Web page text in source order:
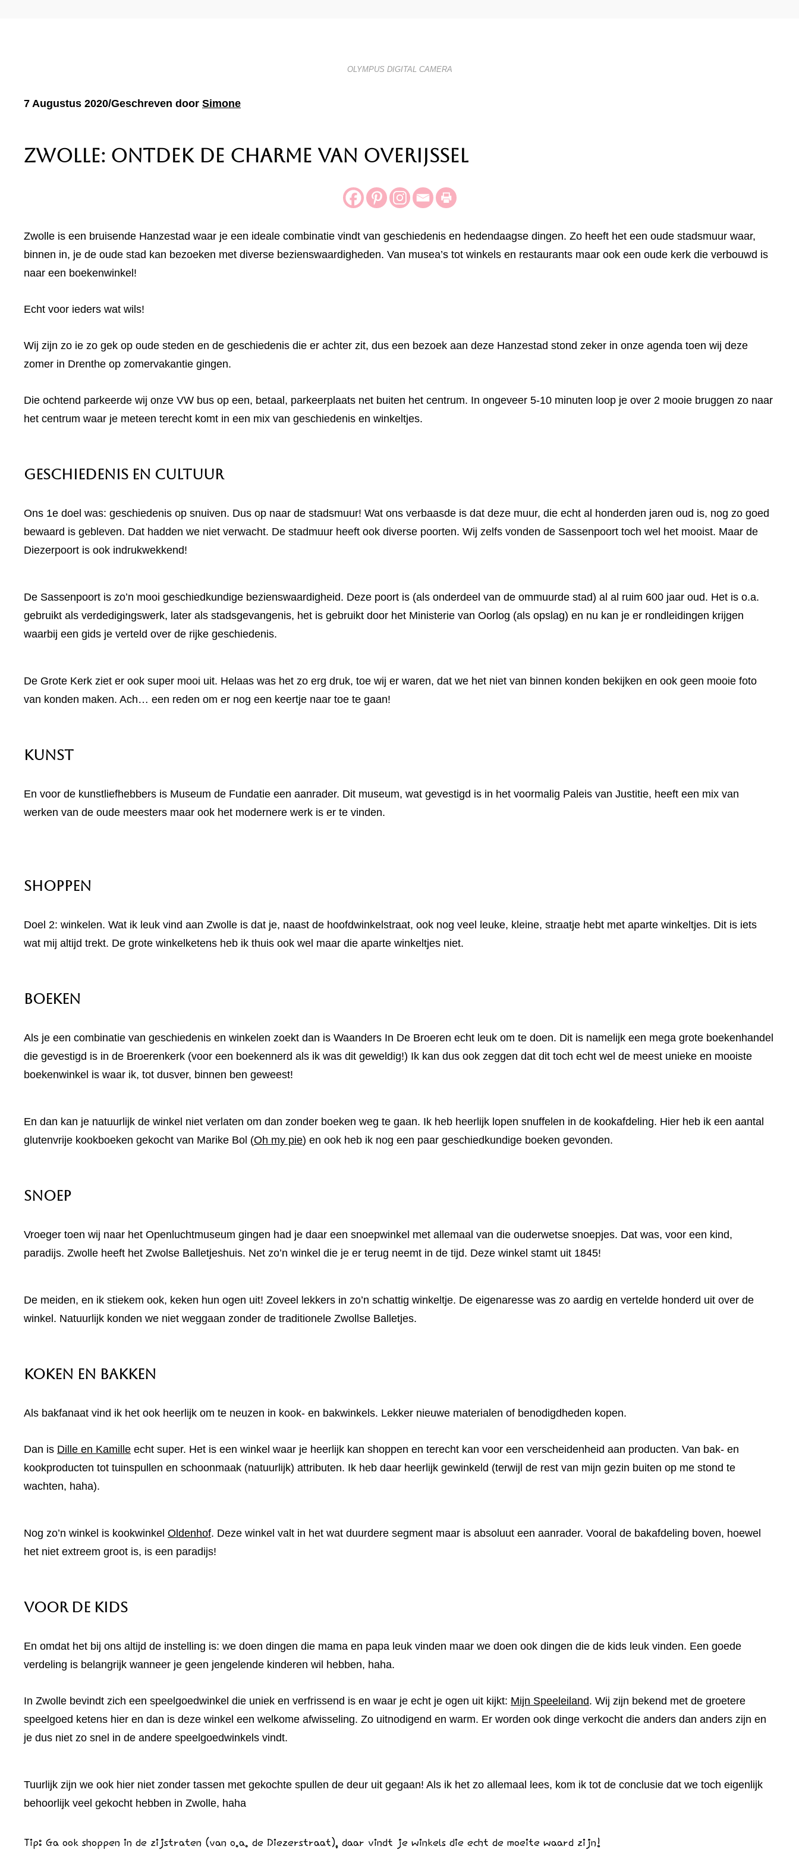
OLYMPUS DIGITAL CAMERA
7 Augustus 2020/Geschreven door Simone
Zwolle: Ontdek de Charme van Overijssel
Zwolle is een bruisende Hanzestad waar je een ideale combinatie vindt van geschiedenis en hedendaagse dingen. Zo heeft het een oude stadsmuur waar,
binnen in, je de oude stad kan bezoeken met diverse bezienswaardigheden. Van musea’s tot winkels en restaurants maar ook een oude kerk die verbouwd is
naar een boekenwinkel!
Echt voor ieders wat wils!
Wij zijn zo ie zo gek op oude steden en de geschiedenis die er achter zit, dus een bezoek aan deze Hanzestad stond zeker in onze agenda toen wij deze
zomer in Drenthe op zomervakantie gingen.
Die ochtend parkeerde wij onze VW bus op een, betaal, parkeerplaats net buiten het centrum. In ongeveer 5-10 minuten loop je over 2 mooie bruggen zo naar
het centrum waar je meteen terecht komt in een mix van geschiedenis en winkeltjes.
Geschiedenis en Cultuur
Ons 1e doel was: geschiedenis op snuiven. Dus op naar de stadsmuur! Wat ons verbaasde is dat deze muur, die echt al honderden jaren oud is, nog zo goed
bewaard is gebleven. Dat hadden we niet verwacht. De stadmuur heeft ook diverse poorten. Wij zelfs vonden de Sassenpoort toch wel het mooist. Maar de
Diezerpoort is ook indrukwekkend!
De Sassenpoort is zo’n mooi geschiedkundige bezienswaardigheid. Deze poort is (als onderdeel van de ommuurde stad) al al ruim 600 jaar oud. Het is o.a.
gebruikt als verdedigingswerk, later als stadsgevangenis, het is gebruikt door het Ministerie van Oorlog (als opslag) en nu kan je er rondleidingen krijgen
waarbij een gids je verteld over de rijke geschiedenis.
De Grote Kerk ziet er ook super mooi uit. Helaas was het zo erg druk, toe wij er waren, dat we het niet van binnen konden bekijken en ook geen mooie foto
van konden maken. Ach… een reden om er nog een keertje naar toe te gaan!
Kunst
En voor de kunstliefhebbers is Museum de Fundatie een aanrader. Dit museum, wat gevestigd is in het voormalig Paleis van Justitie, heeft een mix van
werken van de oude meesters maar ook het modernere werk is er te vinden.
Shoppen
Doel 2: winkelen. Wat ik leuk vind aan Zwolle is dat je, naast de hoofdwinkelstraat, ook nog veel leuke, kleine, straatje hebt met aparte winkeltjes. Dit is iets
wat mij altijd trekt. De grote winkelketens heb ik thuis ook wel maar die aparte winkeltjes niet.
Boeken
Als je een combinatie van geschiedenis en winkelen zoekt dan is Waanders In De Broeren echt leuk om te doen. Dit is namelijk een mega grote boekenhandel
die gevestigd is in de Broerenkerk (voor een boekennerd als ik was dit geweldig!) Ik kan dus ook zeggen dat dit toch echt wel de meest unieke en mooiste
boekenwinkel is waar ik, tot dusver, binnen ben geweest!
En dan kan je natuurlijk de winkel niet verlaten om dan zonder boeken weg te gaan. Ik heb heerlijk lopen snuffelen in de kookafdeling. Hier heb ik een aantal
glutenvrije kookboeken gekocht van Marike Bol (Oh my pie) en ook heb ik nog een paar geschiedkundige boeken gevonden.
Snoep
Vroeger toen wij naar het Openluchtmuseum gingen had je daar een snoepwinkel met allemaal van die ouderwetse snoepjes. Dat was, voor een kind,
paradijs. Zwolle heeft het Zwolse Balletjeshuis. Net zo’n winkel die je er terug neemt in de tijd. Deze winkel stamt uit 1845!
De meiden, en ik stiekem ook, keken hun ogen uit! Zoveel lekkers in zo’n schattig winkeltje. De eigenaresse was zo aardig en vertelde honderd uit over de
winkel. Natuurlijk konden we niet weggaan zonder de traditionele Zwollse Balletjes.
Koken en bakken
Als bakfanaat vind ik het ook heerlijk om te neuzen in kook- en bakwinkels. Lekker nieuwe materialen of benodigdheden kopen.
Dan is Dille en Kamille echt super. Het is een winkel waar je heerlijk kan shoppen en terecht kan voor een verscheidenheid aan producten. Van bak- en
kookproducten tot tuinspullen en schoonmaak (natuurlijk) attributen. Ik heb daar heerlijk gewinkeld (terwijl de rest van mijn gezin buiten op me stond te
wachten, haha).
Nog zo’n winkel is kookwinkel Oldenhof. Deze winkel valt in het wat duurdere segment maar is absoluut een aanrader. Vooral de bakafdeling boven, hoewel
het niet extreem groot is, is een paradijs!
Voor de kids
En omdat het bij ons altijd de instelling is: we doen dingen die mama en papa leuk vinden maar we doen ook dingen die de kids leuk vinden. Een goede
verdeling is belangrijk wanneer je geen jengelende kinderen wil hebben, haha.
In Zwolle bevindt zich een speelgoedwinkel die uniek en verfrissend is en waar je echt je ogen uit kijkt: Mijn Speeleiland. Wij zijn bekend met de groetere
speelgoed ketens hier en dan is deze winkel een welkome afwisseling. Zo uitnodigend en warm. Er worden ook dinge verkocht die anders dan anders zijn en
je dus niet zo snel in de andere speelgoedwinkels vindt.
Tuurlijk zijn we ook hier niet zonder tassen met gekochte spullen de deur uit gegaan! Als ik het zo allemaal lees, kom ik tot de conclusie dat we toch eigenlijk
behoorlijk veel gekocht hebben in Zwolle, haha
Tip: Ga ook shoppen in de zijstraten (van o.a. de Diezerstraat), daar vindt je winkels die echt de moeite waard zijn!